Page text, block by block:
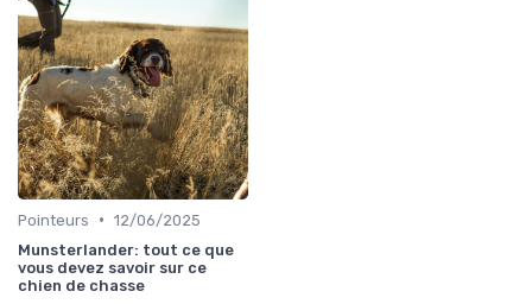
Pointeurs • 12/06/2025
Munsterlander: tout ce que
vous devez savoir sur ce
chien de chasse